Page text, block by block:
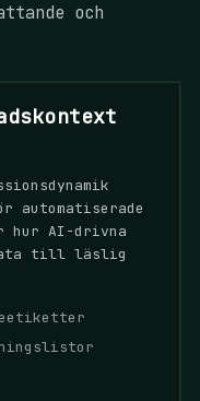
och
automatiserade
hur AI-drivna
till läslig